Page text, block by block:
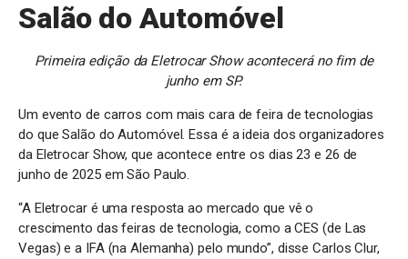
Salão do Automóvel
Primeira edição da Eletrocar Show acontecerá no fim de
junho em SP.
Um evento de carros com mais cara de feira de tecnologias
do que Salão do Automóvel. Essa é a ideia dos organizadores
da Eletrocar Show, que acontece entre os dias 23 e 26 de
junho de 2025 em São Paulo.
“A Eletrocar é uma resposta ao mercado que vê o
crescimento das feiras de tecnologia, como a CES (de Las
Vegas) e a IFA (na Alemanha) pelo mundo”, disse Carlos Clur,